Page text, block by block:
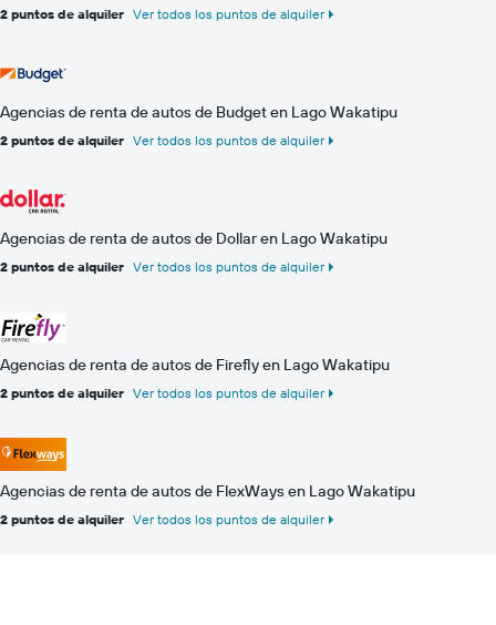
2 puntos de alquiler Ver todos los puntos de alquiler
Agencias de renta de autos de Budget en Lago Wakatipu
2 puntos de alquiler Ver todos los puntos de alquiler
Agencias de renta de autos de Dollar en Lago Wakatipu
2 puntos de alquiler Ver todos los puntos de alquiler
Agencias de renta de autos de Firefly en Lago Wakatipu
2 puntos de alquiler Ver todos los puntos de alquiler
Agencias de renta de autos de FlexWays en Lago Wakatipu
2 puntos de alquiler Ver todos los puntos de alquiler